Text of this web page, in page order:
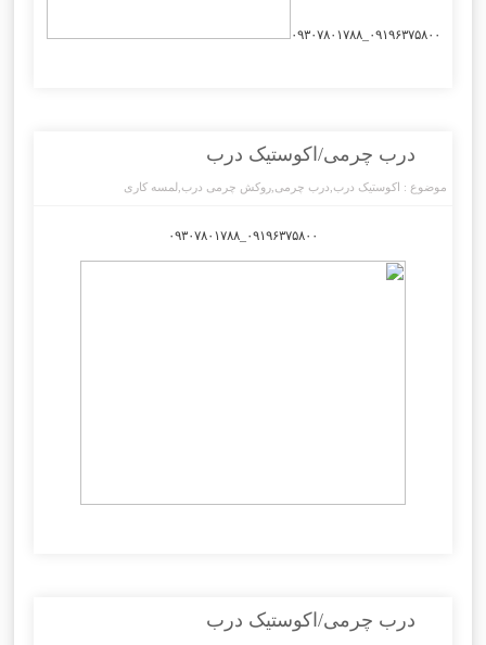
درب چرمی/اکوستیک درب
درب چرمی/اکوستیک درب
موضوع : اکوستیک درب درب چرمی ,روکش چرمی درب لمسه کاری
۰۹۱۹۶۳۷۵۸۰۰_۰۹۳۰۷۸۰۱۷۸۸
۰۹۱۹۶۳۷۵۸۰۰_۰۹۳۰۷۸۰۱۷۸۸